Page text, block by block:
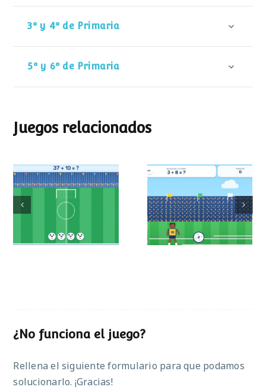
3º y 4º de Primaria
5º y 6º de Primaria
Juegos relacionados
Mundial de
operaciones
Partido de sumas
¿No funciona el juego?
Rellena el siguiente formulario para que podamos
solucionarlo. ¡Gracias!